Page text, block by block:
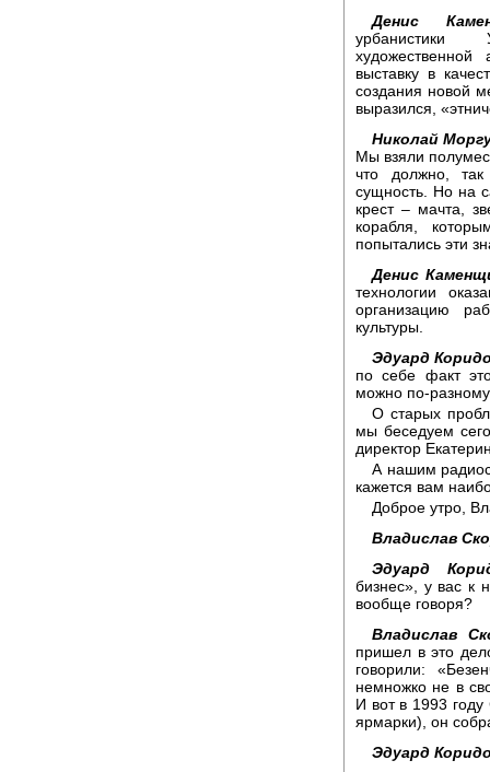
Денис
урбанистики
выставку в
создания новой
выразился,
Николай
Мы взяли
что должно, так
сущность. Но на
крест – мачта,
корабля,
попытались эти
Денис
технологии
организацию
культуры.
Эдуард
по себе факт
можно по-
О старых
мы беседуем
директор
А нашим
кажется вам
Доброе утро,
Владислав
Эдуард
бизнес», у вас к
вообще говоря?
Владислав
пришел в это
говорили:
немножко не в
И вот в 1993
ярмарки), он
Эдуард